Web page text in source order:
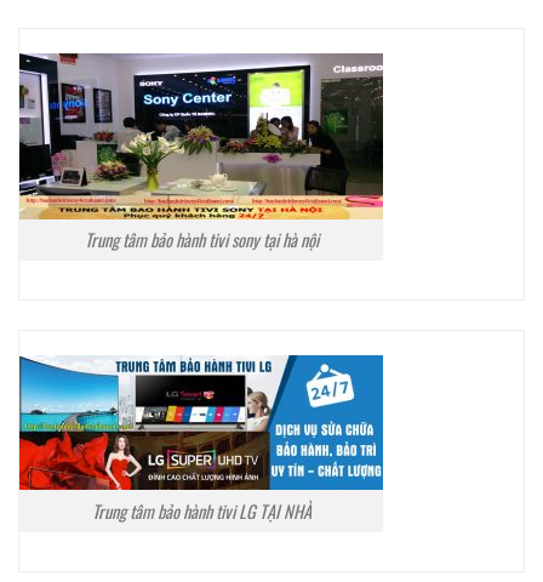
Trung tâm bảo hành tivi sony tại hà nội
Trung tâm bảo hành tivi LG TẠI NHÀ